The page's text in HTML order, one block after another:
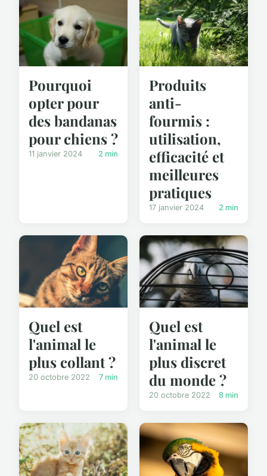
Pourquoi
opter pour
des bandanas
pour chiens ?
11 janvier 2024 2 min
Produits
anti-
fourmis :
utilisation,
efficacité et
meilleures
pratiques
17 janvier 2024 2 min
Quel est
l'animal le
plus collant ?
20 octobre 2022 7 min
Quel est
l'animal le
plus discret
du monde ?
20 octobre 2022 8 min